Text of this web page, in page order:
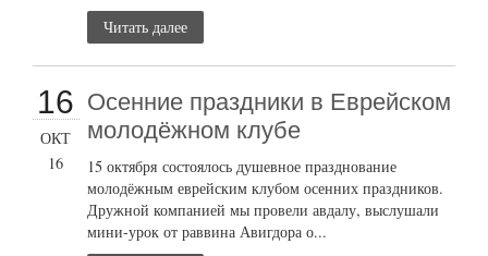
Читать далее
16
ОКТ
16
Осенние праздники в Еврейском
молодёжном клубе
15 октября состоялось душевное празднование
молодёжным еврейским клубом осенних праздников.
Дружной компанией мы провели авдалу, выслушали
мини-урок от раввина Авигдора о...